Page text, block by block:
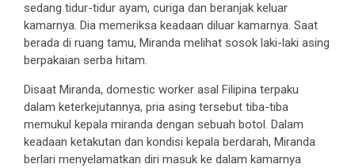
sedang tidur-tidur ayam, curiga dan beranjak keluar
kamarnya. Dia memeriksa keadaan diluar kamarnya. Saat
berada di ruang tamu, Miranda melihat sosok laki-laki asing
berpakaian serba hitam.
Disaat Miranda, domestic worker asal Filipina terpaku
dalam keterkejutannya, pria asing tersebut tiba-tiba
memukul kepala miranda dengan sebuah botol. Dalam
keadaan ketakutan dan kondisi kepala berdarah, Miranda
berlari menyelamatkan diri masuk ke dalam kamarnya